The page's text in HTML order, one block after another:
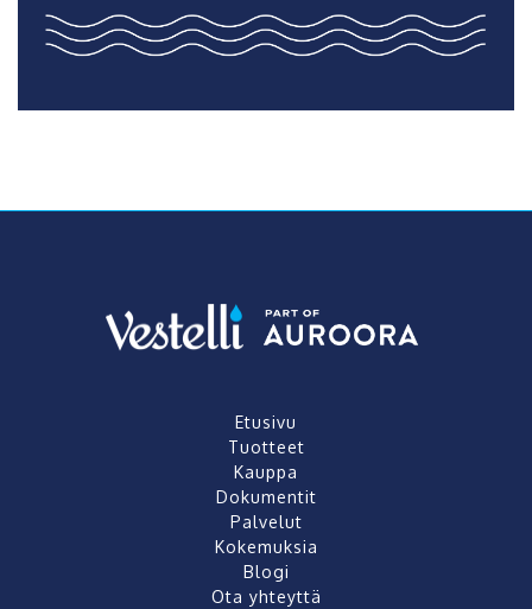
Etusivu
Tuotteet
Kauppa
Dokumentit
Palvelut
Kokemuksia
Blogi
Ota yhteyttä